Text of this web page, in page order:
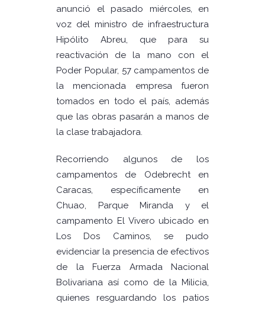
anunció el pasado miércoles, en
voz del ministro de infraestructura
Hipólito Abreu, que para su
reactivación de la mano con el
Poder Popular, 57 campamentos de
la mencionada empresa fueron
tomados en todo el país, además
que las obras pasarán a manos de
la clase trabajadora.
Recorriendo algunos de los
campamentos de Odebrecht en
Caracas, específicamente en
Chuao, Parque Miranda y el
campamento El Vivero ubicado en
Los Dos Caminos, se pudo
evidenciar la presencia de efectivos
de la Fuerza Armada Nacional
Bolivariana así como de la Milicia,
quienes resguardando los patios